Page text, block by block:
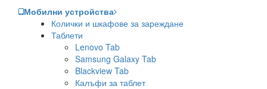
Мобилни устройства
Колички и шкафове за зареждане
Таблети
Lenovo Tab
Samsung Galaxy Tab
Blackview Tab
Калъфи за таблет